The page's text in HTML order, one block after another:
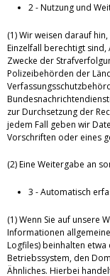
2 - Nutzung und
(1) Wir weisen darauf
Einzelfall berechtigt
Zwecke der
Polizeibehörden der
zur Durchsetzung der
jedem Fall geben wir
Vorschriften oder eines
(2) Eine Weitergabe an
3 - Automatisch
(1) Wenn Sie auf unsere
Informationen
Logfiles) beinhalten
Betriebssystem, den
Ähnliches. Hierbei